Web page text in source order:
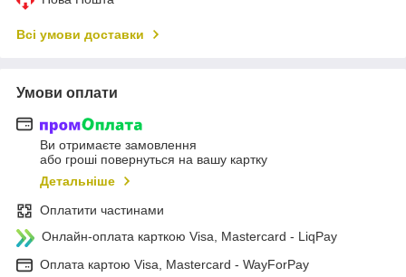
Всі умови доставки
Умови оплати
Ви отримаєте замовлення
або гроші повернуться на вашу картку
Детальніше
Оплатити частинами
Онлайн-оплата карткою Visa, Mastercard - LiqPay
Оплата картою Visa, Mastercard - WayForPay